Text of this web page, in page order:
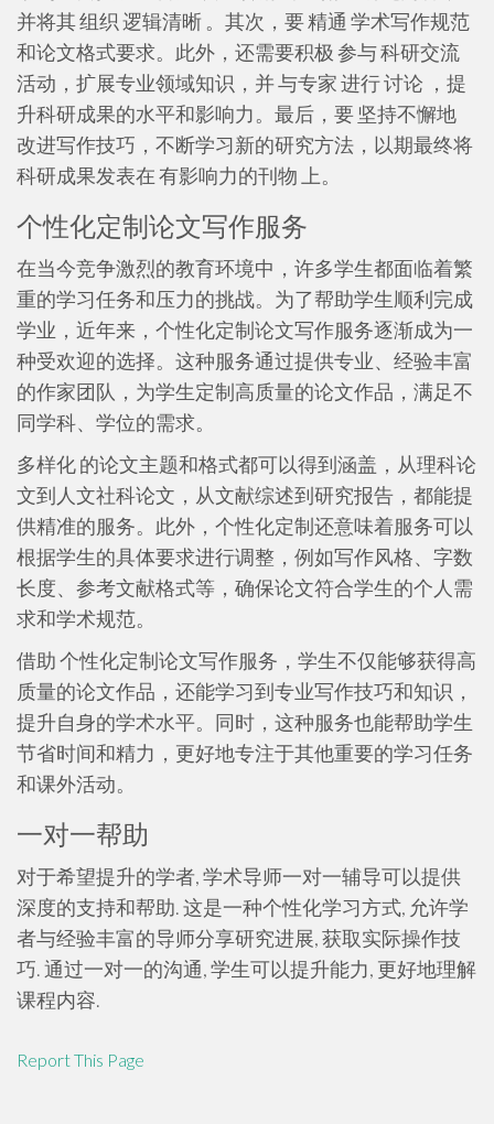
并将其 组织 逻辑清晰 。其次，要 精通 学术写作规范
和论文格式要求。此外，还需要积极 参与 科研交流
活动，扩展专业领域知识，并 与专家 进行 讨论 ，提
升科研成果的水平和影响力。最后，要 坚持不懈地
改进写作技巧，不断学习新的研究方法，以期最终将
科研成果发表在 有影响力的刊物 上。
个性化定制论文写作服务
在当今竞争激烈的教育环境中，许多学生都面临着繁
重的学习任务和压力的挑战。为了帮助学生顺利完成
学业，近年来，个性化定制论文写作服务逐渐成为一
种受欢迎的选择。这种服务通过提供专业、经验丰富
的作家团队，为学生定制高质量的论文作品，满足不
同学科、学位的需求。
多样化 的论文主题和格式都可以得到涵盖，从理科论
文到人文社科论文，从文献综述到研究报告，都能提
供精准的服务。此外，个性化定制还意味着服务可以
根据学生的具体要求进行调整，例如写作风格、字数
长度、参考文献格式等，确保论文符合学生的个人需
求和学术规范。
借助 个性化定制论文写作服务，学生不仅能够获得高
质量的论文作品，还能学习到专业写作技巧和知识，
提升自身的学术水平。同时，这种服务也能帮助学生
节省时间和精力，更好地专注于其他重要的学习任务
和课外活动。
一对一帮助
对于希望提升的学者, 学术导师一对一辅导可以提供
深度的支持和帮助. 这是一种个性化学习方式, 允许学
者与经验丰富的导师分享研究进展, 获取实际操作技
巧. 通过一对一的沟通, 学生可以提升能力, 更好地理解
课程内容.
Report This Page